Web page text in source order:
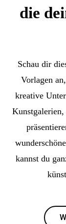
die
Schau dir
Vorlagen
kreative
Kunstgalerien,
kannst du